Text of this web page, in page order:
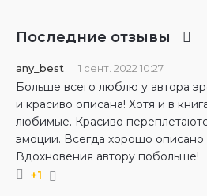
Последние отзывы
any_best 1 сент. 2022 10:27
Больше всего люблю у автора
и красиво описана! Хотя и в
любимые. Красиво
эмоции. Всегда хорошо
Вдохновения автору побольше!
+1